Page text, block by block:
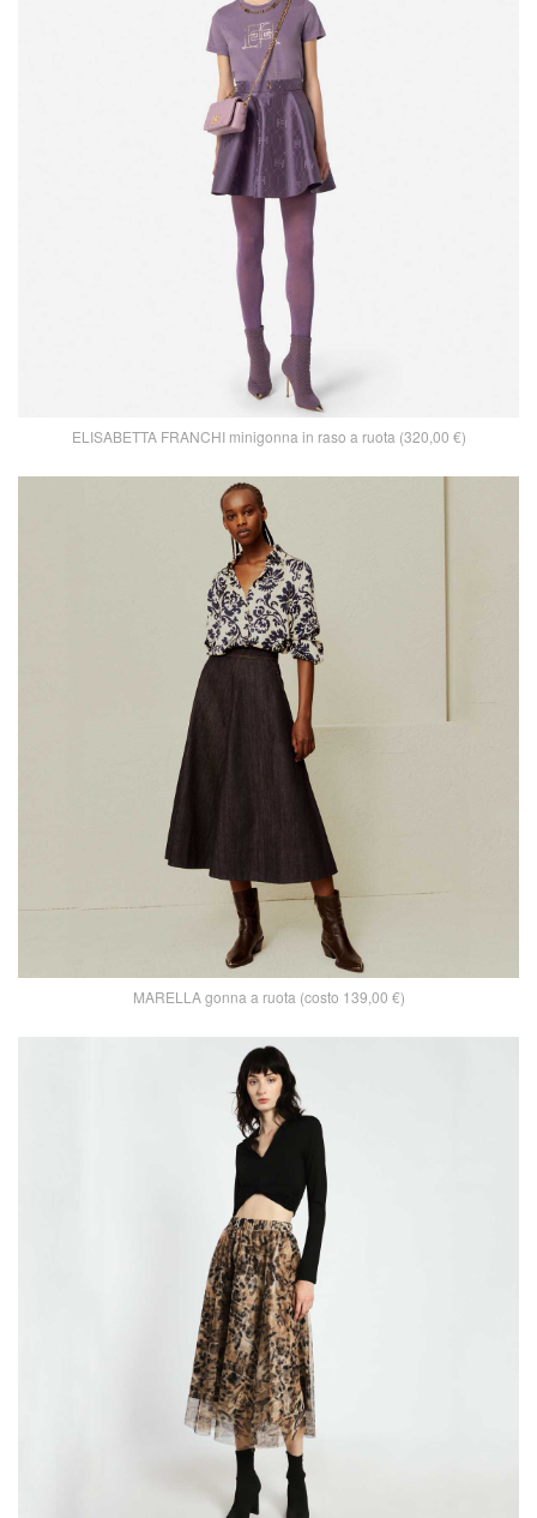
ELISABETTA FRANCHI minigonna in raso a ruota (320,00 €)
MARELLA gonna a ruota (costo 139,00 €)